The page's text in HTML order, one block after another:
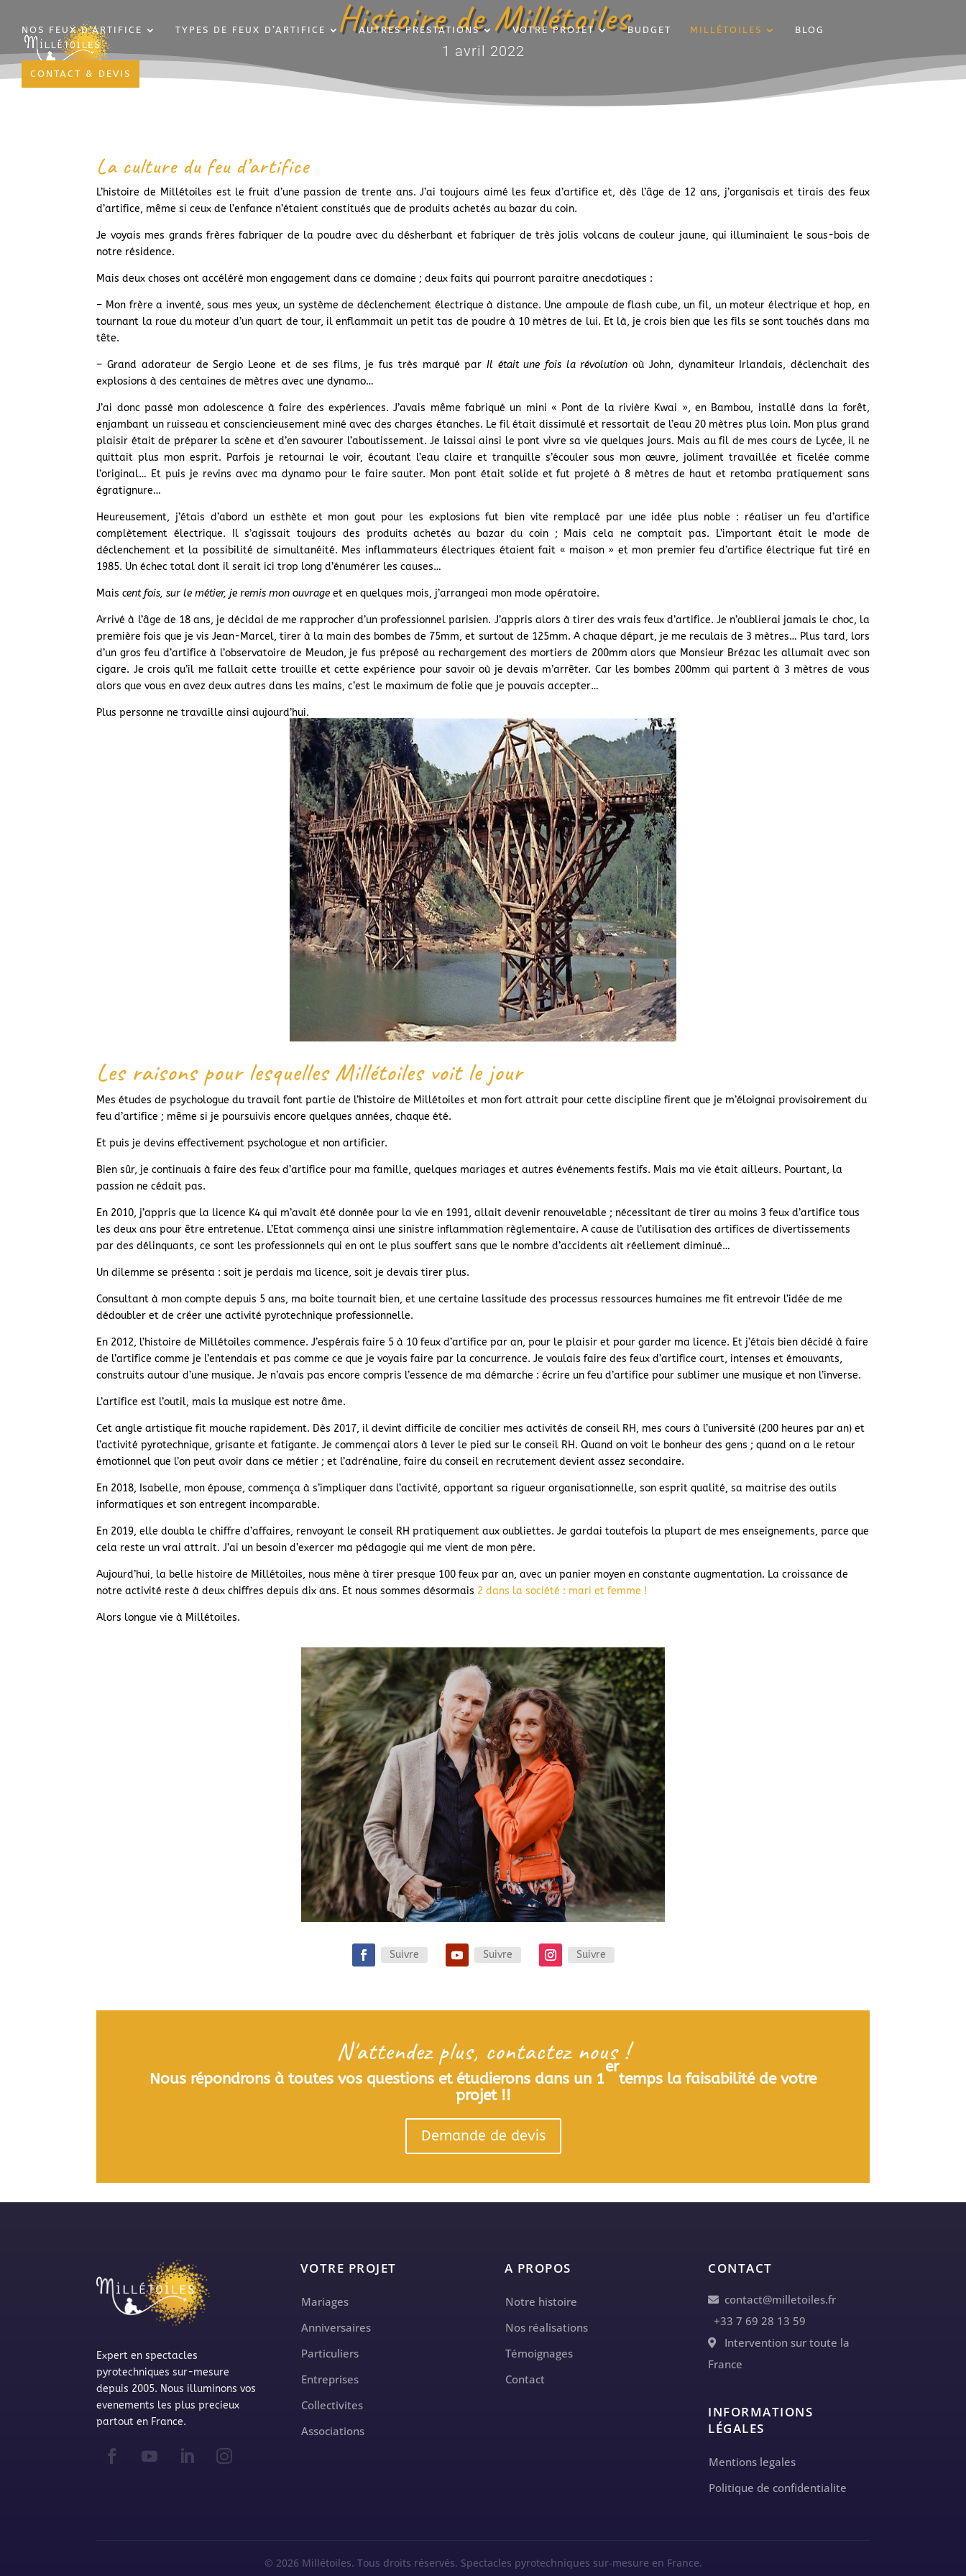
NOS FEUX D’ARTIFICE TYPES DE FEUX D’ARTIFICE AUTRES PRESTATIONS VOTRE PROJET BUDGET MILLÉTOILES BLOG
CONTACT & DEVIS
Histoire de Millétoiles
1 avril 2022
La culture du feu d’artifice
L’histoire de Millétoiles est le fruit d’une passion de trente ans. J’ai toujours aimé les feux d’artifice et, dès l’âge de 12 ans, j’organisais et tirais des feux
d’artifice, même si ceux de l’enfance n’étaient constitués que de produits achetés au bazar du coin.
Je voyais mes grands frères fabriquer de la poudre avec du désherbant et fabriquer de très jolis volcans de couleur jaune, qui illuminaient le sous-bois de
notre résidence.
Mais deux choses ont accéléré mon engagement dans ce domaine ; deux faits qui pourront paraitre anecdotiques :
– Mon frère a inventé, sous mes yeux, un système de déclenchement électrique à distance. Une ampoule de flash cube, un fil, un moteur électrique et hop, en
tournant la roue du moteur d’un quart de tour, il enflammait un petit tas de poudre à 10 mètres de lui. Et là, je crois bien que les fils se sont touchés dans ma
tête.
– Grand adorateur de Sergio Leone et de ses films, je fus très marqué par Il était une fois la révolution où John, dynamiteur Irlandais, déclenchait des
explosions à des centaines de mètres avec une dynamo…
J’ai donc passé mon adolescence à faire des expériences. J’avais même fabriqué un mini « Pont de la rivière Kwai », en Bambou, installé dans la forêt,
enjambant un ruisseau et consciencieusement miné avec des charges étanches. Le fil était dissimulé et ressortait de l’eau 20 mètres plus loin. Mon plus grand
plaisir était de préparer la scène et d’en savourer l’aboutissement. Je laissai ainsi le pont vivre sa vie quelques jours. Mais au fil de mes cours de Lycée, il ne
quittait plus mon esprit. Parfois je retournai le voir, écoutant l’eau claire et tranquille s’écouler sous mon œuvre, joliment travaillée et ficelée comme
l’original… Et puis je revins avec ma dynamo pour le faire sauter. Mon pont était solide et fut projeté à 8 mètres de haut et retomba pratiquement sans
égratignure…
Heureusement, j’étais d’abord un esthète et mon gout pour les explosions fut bien vite remplacé par une idée plus noble : réaliser un feu d’artifice
complètement électrique. Il s’agissait toujours des produits achetés au bazar du coin ; Mais cela ne comptait pas. L’important était le mode de
déclenchement et la possibilité de simultanéité. Mes inflammateurs électriques étaient fait « maison » et mon premier feu d’artifice électrique fut tiré en
1985. Un échec total dont il serait ici trop long d’énumérer les causes…
Maiscent fois, sur le métier, je remis mon ouvrage et en quelques mois, j’arrangeai mon mode opératoire.
Arrivé à l’âge de 18 ans, je décidai de me rapprocher d’un professionnel parisien. J’appris alors à tirer des vrais feux d’artifice. Je n’oublierai jamais le choc, la
première fois que je vis Jean-Marcel, tirer à la main des bombes de 75mm, et surtout de 125mm. A chaque départ, je me reculais de 3 mètres… Plus tard, lors
d’un gros feu d’artifice à l’observatoire de Meudon, je fus préposé au rechargement des mortiers de 200mm alors que Monsieur Brézac les allumait avec son
cigare. Je crois qu’il me fallait cette trouille et cette expérience pour savoir où je devais m’arrêter. Car les bombes 200mm qui partent à 3 mètres de vous
alors que vous en avez deux autres dans les mains, c’est le maximum de folie que je pouvais accepter…
Plus personne ne travaille ainsi aujourd’hui.
Les raisons pour lesquelles Millétoiles voit le jour
Mes études de psychologue du travail font partie de l’histoire de Millétoiles et mon fort attrait pour cette discipline firent que je m’éloignai provisoirement du
feu d’artifice ; même si je poursuivis encore quelques années, chaque été.
Et puis je devins effectivement psychologue et non artificier.
Bien sûr, je continuais à faire des feux d’artifice pour ma famille, quelques mariages et autres événements festifs. Mais ma vie était ailleurs. Pourtant, la
passion ne cédait pas.
En 2010, j’appris que la licence K4 qui m’avait été donnée pour la vie en 1991, allait devenir renouvelable ; nécessitant de tirer au moins 3 feux d’artifice tous
les deux ans pour être entretenue. L’Etat commença ainsi une sinistre inflammation règlementaire. A cause de l’utilisation des artifices de divertissements
par des délinquants, ce sont les professionnels qui en ont le plus souffert sans que le nombre d’accidents ait réellement diminué…
Un dilemme se présenta : soit je perdais ma licence, soit je devais tirer plus.
Consultant à mon compte depuis 5 ans, ma boite tournait bien, et une certaine lassitude des processus ressources humaines me fit entrevoir l’idée de me
dédoubler et de créer une activité pyrotechnique professionnelle.
En 2012, l’histoire de Millétoiles commence. J’espérais faire 5 à 10 feux d’artifice par an, pour le plaisir et pour garder ma licence. Et j’étais bien décidé à faire
de l’artifice comme je l’entendais et pas comme ce que je voyais faire par la concurrence. Je voulais faire des feux d’artifice court, intenses et émouvants,
construits autour d’une musique. Je n’avais pas encore compris l’essence de ma démarche : écrire un feu d’artifice pour sublimer une musique et non l’inverse.
L’artifice est l’outil, mais la musique est notre âme.
Cet angle artistique fit mouche rapidement. Dès 2017, il devint difficile de concilier mes activités de conseil RH, mes cours à l’université (200 heures par an) et
l’activité pyrotechnique, grisante et fatigante. Je commençai alors à lever le pied sur le conseil RH. Quand on voit le bonheur des gens ; quand on a le retour
émotionnel que l’on peut avoir dans ce métier ; et l’adrénaline, faire du conseil en recrutement devient assez secondaire.
En 2018, Isabelle, mon épouse, commença à s’impliquer dans l’activité, apportant sa rigueur organisationnelle, son esprit qualité, sa maitrise des outils
informatiques et son entregent incomparable.
En 2019, elle doubla le chiffre d’affaires, renvoyant le conseil RH pratiquement aux oubliettes. Je gardai toutefois la plupart de mes enseignements, parce que
cela reste un vrai attrait. J’ai un besoin d’exercer ma pédagogie qui me vient de mon père.
Aujourd’hui, la belle histoire de Millétoiles, nous mène à tirer presque 100 feux par an, avec un panier moyen en constante augmentation. La croissance de
notre activité reste à deux chiffres depuis dix ans. Et nous sommes désormais 2 dans la société : mari et femme !
Alors longue vie à Millétoiles.
Suivre Suivre Suivre
N'attendez plus, contactez nous !
Nous répondrons à toutes vos questions et étudierons dans un 1
er
temps la faisabilité de votre
projet !!
Demande de devis
Expert en spectacles
pyrotechniques sur-mesure
depuis 2005. Nous illuminons vos
evenements les plus precieux
partout en France.
VOTRE PROJET
Mariages
Anniversaires
Particuliers
Entreprises
Collectivites
Associations
A PROPOS
Notre histoire
Nos réalisations
Témoignages
Contact
CONTACT
contact@milletoiles.fr
+33 7 69 28 13 59
Intervention sur toute la
France
INFORMATIONS
LÉGALES
Mentions legales
Politique de confidentialite
© 2026 Millétoiles. Tous droits réservés. Spectacles pyrotechniques sur-mesure en France.